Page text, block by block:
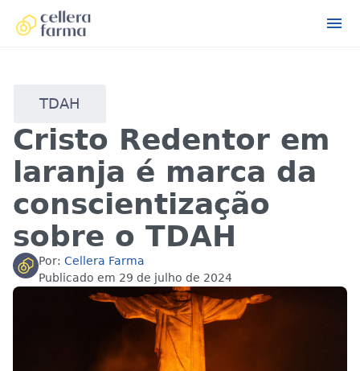
TDAH
Cristo Redentor em
laranja é marca da
conscientização
sobre o TDAH
Por: Cellera Farma
Publicado em 29 de julho de 2024